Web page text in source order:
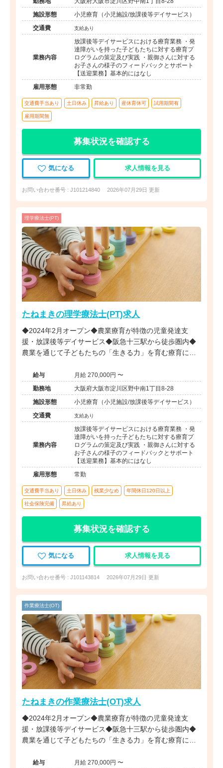
施設形態
小児療育（小児施設/放課後等デイサービス）
交通費
支給あり
業務内容
放課後等デイサービスにおける療育業務 ・発
達障がいを持った子どもたちに対する療育プ
ログラムの策定及び実践 ・親御さんに対する
お子さんの様子のフィードバックとサポート
【送迎業務】基本的にはなし
雇用形態
非常勤
交通費手当あり 土日休み 昇給あり 産休育休可 試用期間有
雇用期間無
募集状況を確認する
気になる 求人情報を見る
お問い合わせ番号 : J101214840 2026年07月29日 更新
理学療法士(PT)
たねまきの理学療法士(PT)求人
◆2024年2月オープン◆農業療育が特徴の児童発達支
援・放課後等デイサービス◆阪急十三駅から徒歩圏内◆
農業を通じて子どもたちの「生きる力」を育む療育に携
給与
月給 270,000円 〜
勤務地
大阪府大阪市淀川区野中南1丁目8-28
施設形態
小児療育（小児施設/放課後等デイサービス）
交通費
支給あり
業務内容
放課後等デイサービスにおける療育業務 ・発
達障がいを持った子どもたちに対する療育プ
ログラムの策定及び実践 ・親御さんに対する
お子さんの様子のフィードバックとサポート
【送迎業務】基本的にはなし
雇用形態
常勤
交通費手当あり 土日休み 残業少なめ 年間休日120日以上
社会保険完備 昇給あり
募集状況を確認する
気になる 求人情報を見る
お問い合わせ番号 : J101143814 2026年07月29日 更新
作業療法士(OT)
たねまきの作業療法士(OT)求人
◆2024年2月オープン◆農業療育が特徴の児童発達支
援・放課後等デイサービス◆阪急十三駅から徒歩圏内◆
農業を通じて子どもたちの「生きる力」を育む療育に携
給与
月給 270,000円 〜